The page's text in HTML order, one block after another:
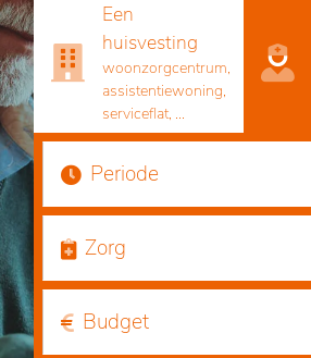
Een
huisvesting
woonzorgcentrum,
assistentiewoning,
serviceflat, ...
Periode
Zorg
Budget